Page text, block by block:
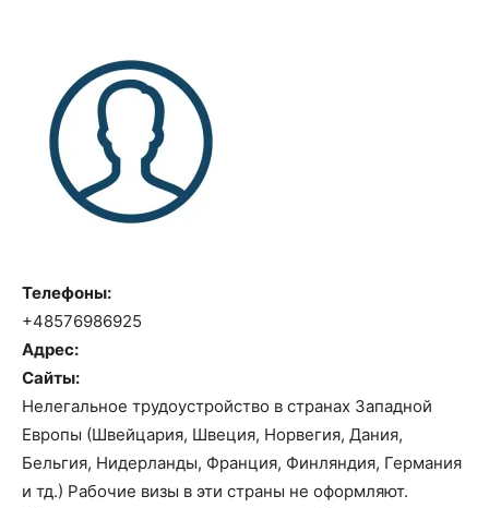
Телефоны:
+48576986925
Адрес:
Сайты:
Нелегальное трудоустройство в странах Западной
Европы (Швейцария, Швеция, Норвегия, Дания,
Бельгия, Нидерланды, Франция, Финляндия, Германия
и тд.) Рабочие визы в эти страны не оформляют.